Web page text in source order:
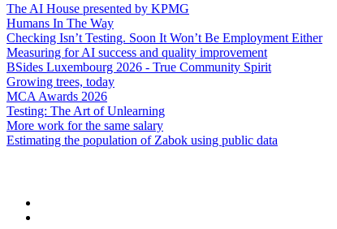
The AI House presented by KPMG
Humans In The Way
Checking Isn’t Testing. Soon It Won’t Be Employment Either
Measuring for AI success and quality improvement
BSides Luxembourg 2026 - True Community Spirit
Growing trees, today
MCA Awards 2026
Testing: The Art of Unlearning
More work for the same salary
Estimating the population of Zabok using public data